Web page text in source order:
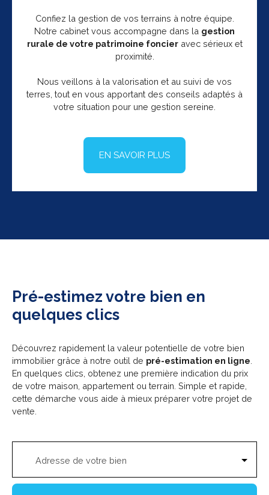
Confiez la gestion de vos terrains à notre équipe.
Notre cabinet vous accompagne dans la gestion
rurale de votre patrimoine foncieravec sérieux et
proximité.
Nous veillons à la valorisation et au suivi de vos
terres, tout en vous apportant des conseils adaptés à
votre situation pour une gestion sereine.
EN SAVOIR PLUS
Pré-estimez votre bien en
quelques clics
Découvrez rapidement la valeur potentielle de votre bien
immobilier grâce à notre outil de pré-estimation en ligne
En quelques clics, obtenez une première indication du prix
de votre maison, appartement ou terrain. Simple et rapide,
cette démarche vous aide à mieux préparer votre projet de
vente.
Adresse de votre bien